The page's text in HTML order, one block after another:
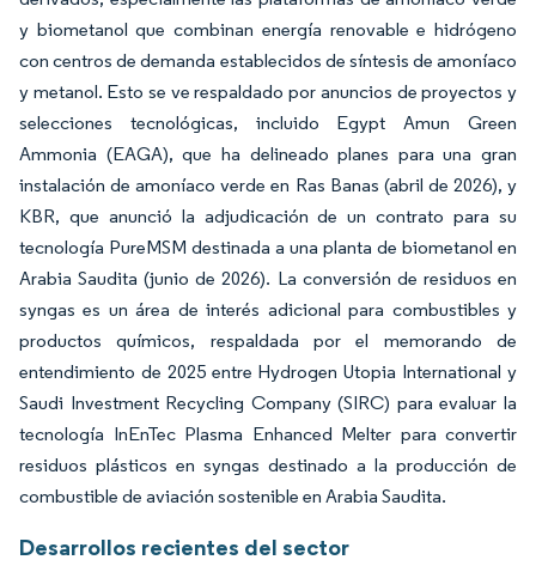
y biometanol que combinan energía renovable e hidrógeno
con centros de demanda establecidos de síntesis de amoníaco
y metanol. Esto se ve respaldado por anuncios de proyectos y
selecciones tecnológicas, incluido Egypt Amun Green
Ammonia (EAGA), que ha delineado planes para una gran
instalación de amoníaco verde en Ras Banas (abril de 2026), y
KBR, que anunció la adjudicación de un contrato para su
tecnología PureMSM destinada a una planta de biometanol en
Arabia Saudita (junio de 2026). La conversión de residuos en
syngas es un área de interés adicional para combustibles y
productos químicos, respaldada por el memorando de
entendimiento de 2025 entre Hydrogen Utopia International y
Saudi Investment Recycling Company (SIRC) para evaluar la
tecnología InEnTec Plasma Enhanced Melter para convertir
residuos plásticos en syngas destinado a la producción de
combustible de aviación sostenible en Arabia Saudita.
Desarrollos recientes del sector